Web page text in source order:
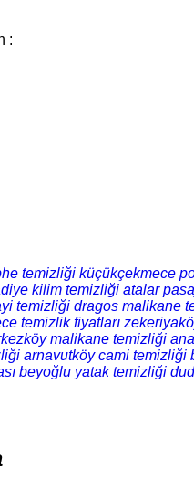
:
temizliği küçükçekmece
kilim temizliği atalar
temizliği dragos malikane
temizlik fiyatları
malikane temizliği
arnavutköy cami temizliği
beyoğlu yatak temizliği